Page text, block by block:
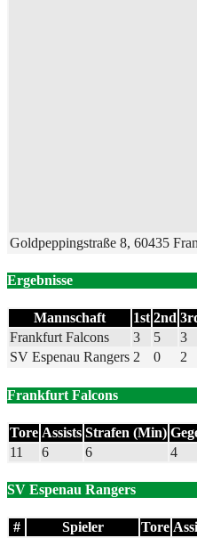
Goldpeppingstraße 8, 60435
Ergebnisse
Mannschaft 1st 2nd
Frankfurt Falcons
3 5 3
SV Espenau Rangers 2 0 2
Frankfurt Falcons
Tore Assists Strafen (Min)
11
6 6 4
SV Espenau Rangers
# Spieler Tore